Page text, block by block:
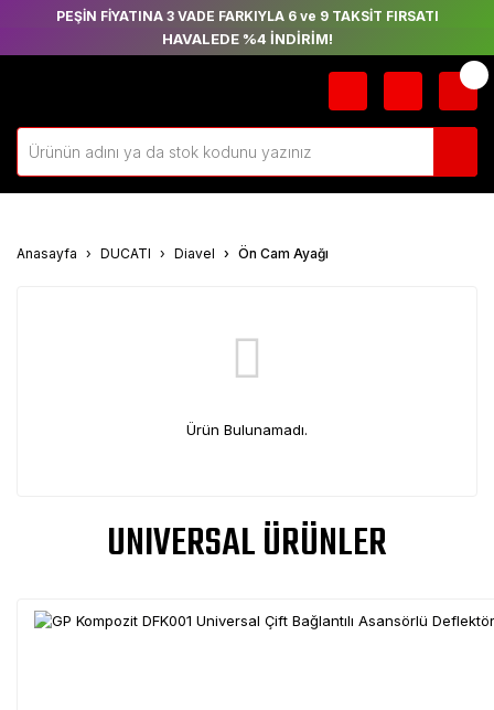
PEŞİN FİYATINA 3 VADE FARKIYLA 6 ve 9 TAKSİT FIRSATI
HAVALEDE %4 İNDİRİM!
Anasayfa DUCATI Diavel Ön Cam Ayağı
Ürün Bulunamadı.
UNIVERSAL ÜRÜNLER